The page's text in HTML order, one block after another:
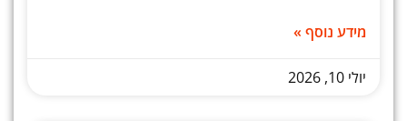
מידע נוסף »
יולי 10, 2026